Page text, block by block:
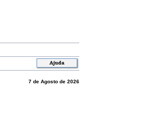
7 de Agosto de 2026